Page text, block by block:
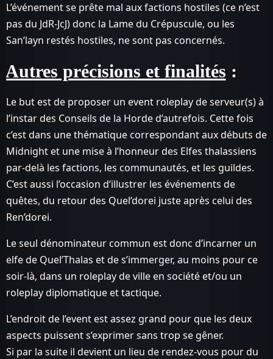
L’événement se prête mal aux factions hostiles (ce n’est
pas du JdR-JcJ) donc la Lame du Crépuscule, ou les
San’layn restés hostiles, ne sont pas concernés.
Autres précisions et finalités :
Le but est de proposer un event roleplay de serveur(s) à
l’instar des Conseils de la Horde d’autrefois. Cette fois
c’est dans une thématique correspondant aux débuts de
Midnight et une mise à l’honneur des Elfes thalassiens
par-delà les factions, les communautés, et les guildes.
C’est aussi l’occasion d‘illustrer les événements de
quêtes, du retour des Quel’dorei juste après celui des
Ren’dorei.
Le seul dénominateur commun est donc d’incarner un
elfe de Quel’Thalas et de s’immerger, au moins pour ce
soir-là, dans un roleplay de ville en société et/ou un
roleplay diplomatique et tactique.
L’endroit de l’event est assez grand pour que les deux
aspects puissent s’exprimer sans trop se gêner.
Si par la suite il devient un lieu de rendez-vous pour du